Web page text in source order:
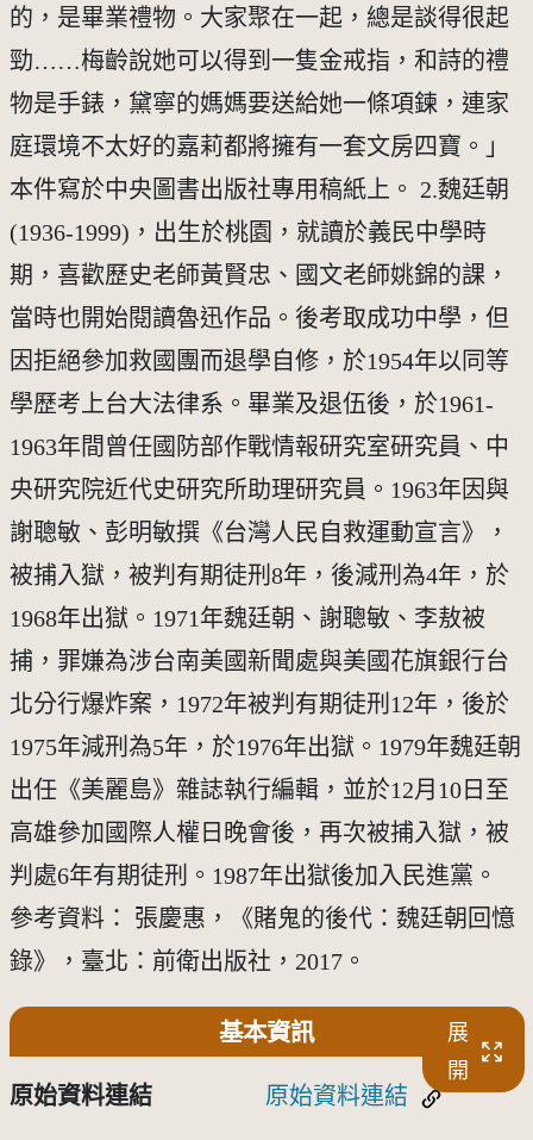
的，是畢業禮物。大家聚在一起，總是談得很起
勁……梅齡說她可以得到一隻金戒指，和詩的禮
物是手錶，黛寧的媽媽要送給她一條項鍊，連家
庭環境不太好的嘉莉都將擁有一套文房四寶。」
本件寫於中央圖書出版社專用稿紙上。 2.魏廷朝
(1936-1999)，出生於桃園，就讀於義民中學時
期，喜歡歷史老師黃賢忠、國文老師姚錦的課，
當時也開始閱讀魯迅作品。後考取成功中學，但
因拒絕參加救國團而退學自修，於1954年以同等
學歷考上台大法律系。畢業及退伍後，於1961-
1963年間曾任國防部作戰情報研究室研究員、中
央研究院近代史研究所助理研究員。1963年因與
謝聰敏、彭明敏撰《台灣人民自救運動宣言》，
被捕入獄，被判有期徒刑8年，後減刑為4年，於
1968年出獄。1971年魏廷朝、謝聰敏、李敖被
捕，罪嫌為涉台南美國新聞處與美國花旗銀行台
北分行爆炸案，1972年被判有期徒刑12年，後於
1975年減刑為5年，於1976年出獄。1979年魏廷朝
出任《美麗島》雜誌執行編輯，並於12月10日至
高雄參加國際人權日晚會後，再次被捕入獄，被
判處6年有期徒刑。1987年出獄後加入民進黨。
參考資料： 張慶惠，《賭鬼的後代：魏廷朝回憶
錄》，臺北：前衛出版社，2017。
基本資訊
展
開
原始資料連結 原始資料連結